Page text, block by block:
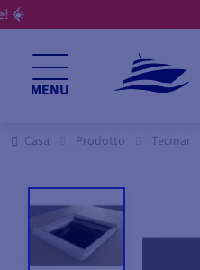
MENU
Casa Prodotto Tecmar